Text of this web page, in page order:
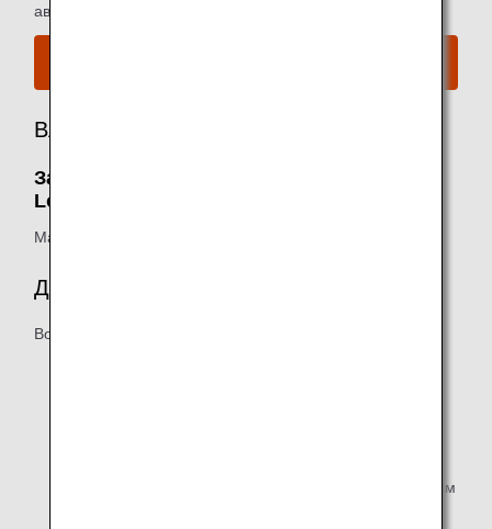
авиакомпании ANA.
Владелец
Зал ожидания Malaysia Airlines Golden
Lounge:
Malaysia Airlines
Дополнительные удобства
Возможны следующие дополнительные удобства:
Алкогольные напитки подаются клиентам, достигшим